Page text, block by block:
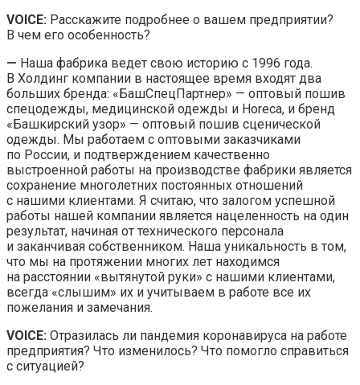
VOICE: Расскажите подробнее о вашем предприятии?
В чем его особенность?
— Наша фабрика ведет свою историю с 1996 года.
В Холдинг компании в настоящее время входят два
больших бренда: «БашСпецПартнер» — оптовый пошив
спецодежды, медицинской одежды и Horeca, и бренд
«Башкирский узор» — оптовый пошив сценической
одежды. Мы работаем с оптовыми заказчиками
по России, и подтверждением качественно
выстроенной работы на производстве фабрики является
сохранение многолетних постоянных отношений
с нашими клиентами. Я считаю, что залогом успешной
работы нашей компании является нацеленность на один
результат, начиная от технического персонала
и заканчивая собственником. Наша уникальность в том,
что мы на протяжении многих лет находимся
на расстоянии «вытянутой руки» с нашими клиентами,
всегда «слышим» их и учитываем в работе все их
пожелания и замечания.
VOICE: Отразилась ли пандемия коронавируса на работе
предприятия? Что изменилось? Что помогло справиться
с ситуацией?